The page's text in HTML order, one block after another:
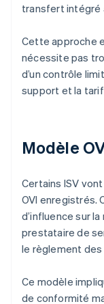
transfert intégré
Cette approche
nécessite pas
d’un contrôle
support et la
Modèle
Certains ISV
OVI enregistrés.
d’influence sur
prestataire de
le règlement
Ce modèle
de conformité